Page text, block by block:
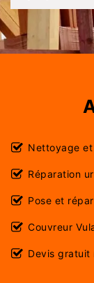
Nettoyage
Réparation
Pose et
Couvreur
Devis gratuit